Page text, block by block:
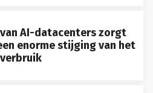
AI-datacenters zorgt
enorme stijging van het